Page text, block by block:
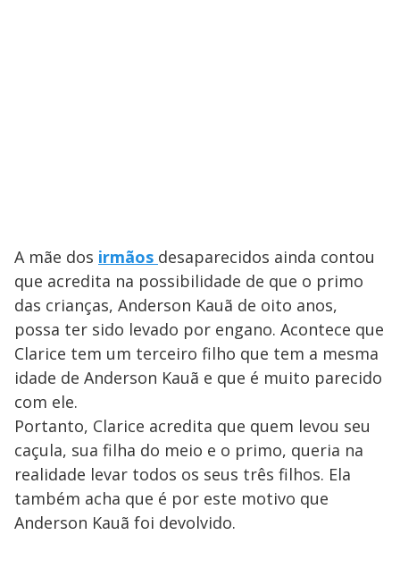
A mãe dos irmãos desaparecidos ainda contou
que acredita na possibilidade de que o primo
das crianças, Anderson Kauã de oito anos,
possa ter sido levado por engano. Acontece que
Clarice tem um terceiro filho que tem a mesma
idade de Anderson Kauã e que é muito parecido
com ele.
Portanto, Clarice acredita que quem levou seu
caçula, sua filha do meio e o primo, queria na
realidade levar todos os seus três filhos. Ela
também acha que é por este motivo que
Anderson Kauã foi devolvido.